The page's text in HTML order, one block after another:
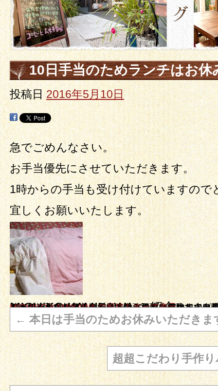
10日手当のためランチはお休
投稿日 2016年5月10日
急でごめんなさい。
お手当優先にさせていただきます。
1時からの手当も受け付けていますので
宜しくお願いいたします。
MICHIKO KAMIKAWA の紹介
オーナーの上川 美智子です。こんなに豊かなのに味気ないと思われている玄米菜食を楽しんで食べていただけるよう頑張っています。 そしてもう一つの顔。 自然療法のエキスパートになるべく日々勉強しております。自身の乳がんを自身で癒した経験を基に精神面、スピリチャル、自ら治る力を立ち上げる自然療法をお伝え実際に自分でできるようにお教えしています。まずは体験してみること、をお勧めします。 私がここまで来れたのはまずやってみる！事に徹してきたから
MICHIKO KAMIKAWA の投稿をすべて表示→
← 本日は手当のためお休みいただきま
超超こだわり手作